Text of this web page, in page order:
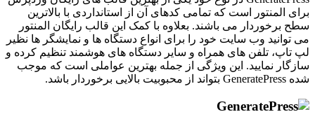
برای المنتور است که تمامی کدهای آن از استانداردی با بالاترین
سطح برخوردار می باشند. بعلاوه با کمک این قالب رایگان المنتور
می توانید وب سایت خود را برای انواع دستگاه ها و نمایشگر ها نظیر
لپ تاپ، تلفن های همراه و سایر دستگاه های هوشمند تنظیم کرده و
سازگار نمایید. این ویژگی از جمله بهترین عواملی است که موجب
شده GeneratePress بتواند از محبوبیت بالایی برخوردار باشد.